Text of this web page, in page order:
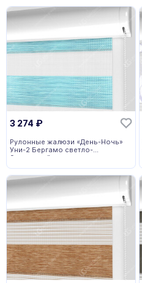
3 274 ₽
Рулонные жалюзи «День-Ночь»
Уни-2 Бергамо светло-
бирюзовый